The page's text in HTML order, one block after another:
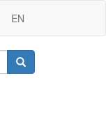
EN